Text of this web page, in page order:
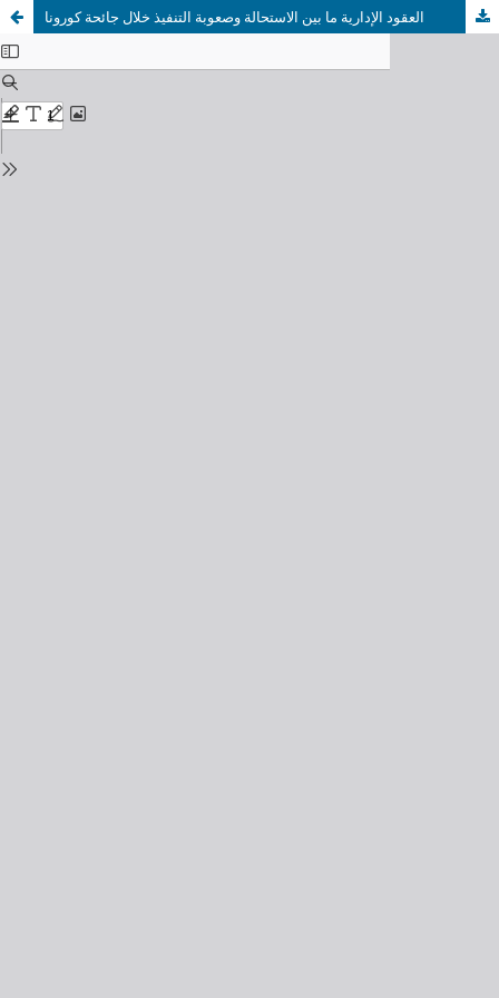
العقود الإدارية ما بين الاستحالة وصعوبة التنفيذ خلال جائحة كورونا